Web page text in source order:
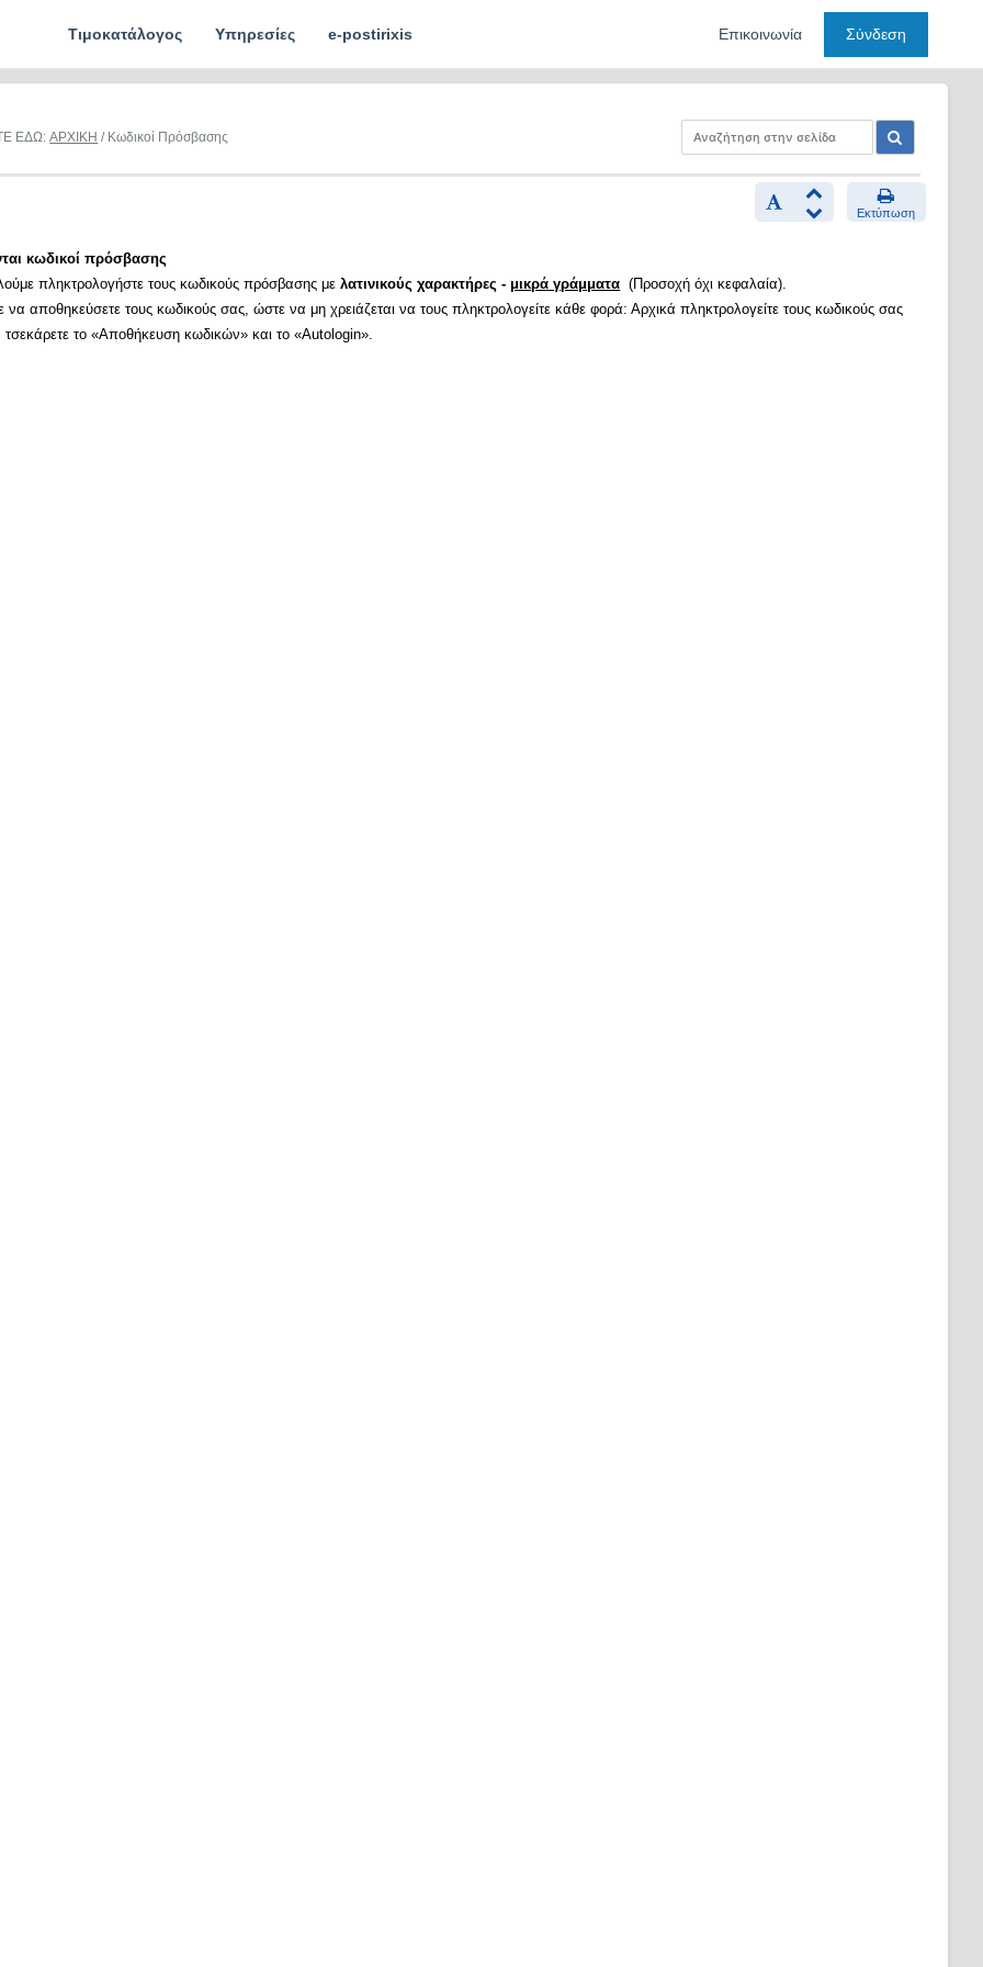
Τιμοκατάλογος Υπηρεσίες e-postirixis Επικοινωνία Σύνδεση
ΕΔΩ:ΑΡΧΙΚΗ / Κωδικοί Πρόσβασης
Εκτύπωση
κωδικοί πρόσβασης
πληκτρολογήστε τους κωδικούς πρόσβασης μελατινικούς χαρακτήρες - μικρά γράμματα (Προσοχή όχι κεφαλαία).
να αποθηκεύσετε τους κωδικούς σας, ώστε να μη χρειάζεται να τους πληκτρολογείτε κάθε φορά: Αρχικά πληκτρολογείτε τους κωδικούς σας
τσεκάρετε το «Αποθήκευση κωδικών» και το «Autologin».